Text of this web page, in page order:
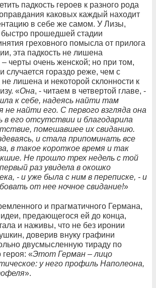
падкость героев к разного рода
каковых каждый находит
в себе же самом. У Лизы,
прошедшей стадии
греховного помысла от прилога
эта падкость не лишена
– черты очень женской; но при том,
случается гораздо реже, чем с
лишена и некоторой склонности к
«Она, - читаем в четвертой главе, -
к себе, надеясь найти там
не найти его. С первого взгляда она
в его отсутствии и благодарила
помешавшее их свиданию.
и стала припоминать все
в такое короткое время и так
Не прошло трех недель с той
раз увидела в окошко
- и уже была с ним в переписке, - и
от нее ночное свидание!»
и прагматичного Германа,
предающегося ей до конца,
и наживы, что не без иронии
доверив внуку графини
двусмысленную тираду по
героя: «Этот Герман – лицо
у него профиль Наполеона,
».